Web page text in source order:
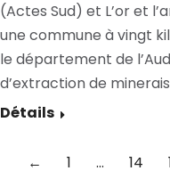
(Actes Sud) et L’or et
une commune à vingt
le département de
d’extraction de
Détails
← 1 … 14